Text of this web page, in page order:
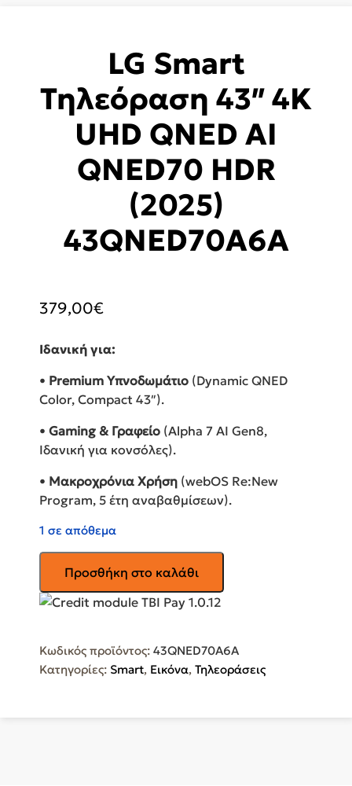
LG Smart
Τηλεόραση 43″ 4K
UHD QNED AI
QNED70 HDR
(2025)
43QNED70A6A
379,00€
Ιδανική για:
• Premium Υπνοδωμάτιο (Dynamic QNED
Color, Compact 43″).
• Gaming & Γραφείο (Alpha 7 AI Gen8,
Ιδανική για κονσόλες).
• Μακροχρόνια Χρήση (webOS Re:New
Program, 5 έτη αναβαθμίσεων).
1 σε απόθεμα
Smart
Τηλεόραση
UHD
QNED
Προσθήκη στο καλάθι
Κωδικός προϊόντος: 43QNED70A6A
Κατηγορίες: Smart, Εικόνα, Τηλεοράσεις